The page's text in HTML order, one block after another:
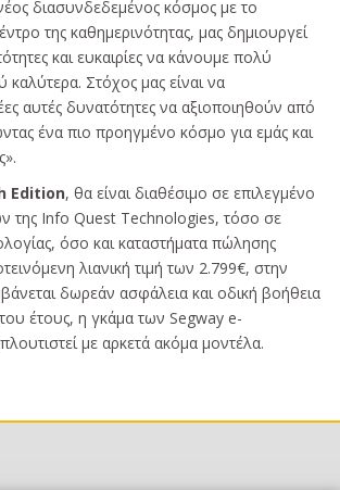
διασυνδεδεμένος κόσμος με το
της καθημερινότητας, μας δημιουργεί
και ευκαιρίες να κάνουμε πολύ
Στόχος μας είναι να
αυτές δυνατότητες να αξιοποιηθούν από
ένα πιο προηγμένο κόσμο για εμάς και
Edition, θα είναι διαθέσιμο σε επιλεγμένο
της Info Quest Technologies, τόσο σε
όσο και καταστήματα πώλησης
λιανική τιμή των 2.799€, στην
δωρεάν ασφάλεια και οδική βοήθεια
έτους, η γκάμα των Segway e-
με αρκετά ακόμα μοντέλα.